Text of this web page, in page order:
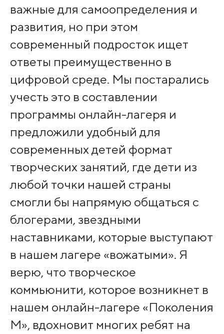
важные для самоопределения и
развития, но при этом
современный подросток ищет
ответы преимущественно в
цифровой среде. Мы постарались
учесть это в составлении
программы онлайн-лагеря и
предложили удобный для
современных детей формат
творческих занятий, где дети из
любой точки нашей страны
смогли бы напрямую общаться с
блогерами, звездными
наставниками, которые выступают
в нашем лагере «вожатыми». Я
верю, что творческое
коммьюнити, которое возникнет в
нашем онлайн-лагере «Поколения
М», вдохновит многих ребят на